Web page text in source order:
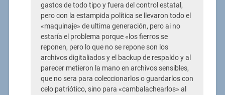
gastos de todo tipo y fuera del control estatal,
pero con la estampida política se llevaron todo el
«maquinaje» de ultima generación, pero ai no
estaría el problema porque «los fierros se
reponen, pero lo que no se repone son los
archivos digitaliados y el backup de respaldo y al
parecer metieron la mano en archivos sensibles,
que no sera para coleccionarlos o guardarlos con
celo patriótico, sino para «cambalachearlos» al